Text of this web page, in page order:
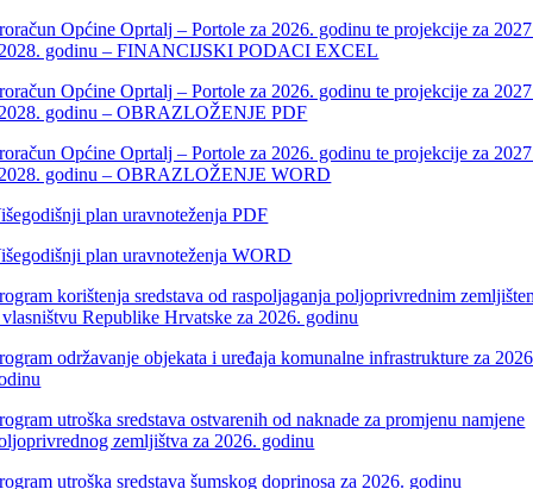
Općine Oprtalj – Portole za 2026. godinu te projekcije za
godinu – FINANCIJSKI PODACI EXCEL
Općine Oprtalj – Portole za 2026. godinu te projekcije za
godinu – OBRAZLOŽENJE PDF
Općine Oprtalj – Portole za 2026. godinu te projekcije za
godinu – OBRAZLOŽENJE WORD
plan uravnoteženja PDF
plan uravnoteženja WORD
korištenja sredstava od raspoljaganja poljoprivrednim
Republike Hrvatske za 2026. godinu
održavanje objekata i uređaja komunalne infrastrukture za
utroška sredstava ostvarenih od naknade za promjenu namjene
zemljištva za 2026. godinu
utroška sredstava šumskog doprinosa za 2026. godinu